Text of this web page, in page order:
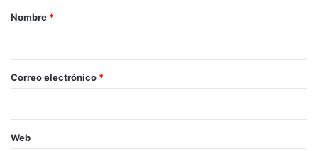
r
*
Nombre *
Correo electrónico *
Web